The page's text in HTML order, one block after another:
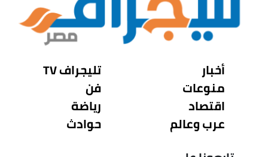
أخبار
منوعات
اقتصاد
عرب وعالم
تليجراف TV
فن
رياضة
حوادث